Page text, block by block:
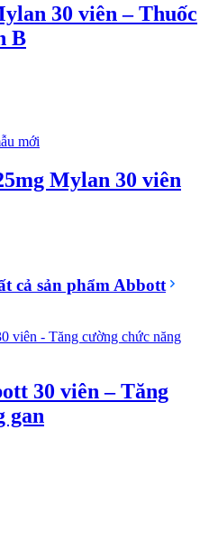
30 viên – Thuốc
B
Mylan 30 viên
cả sản phẩmAbbott
30 viên – Tăng
gan